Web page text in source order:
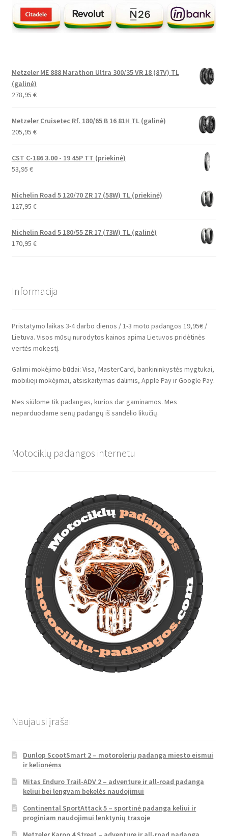
Metzeler ME 888 Marathon Ultra 300/35 VR 18 (87V) TL
(galinė)
278,95 €
Metzeler Cruisetec Rf. 180/65 B 16 81H TL (galinė)
205,95 €
CST C-186 3.00 - 19 45P TT (priekinė)
53,95 €
Michelin Road 5 120/70 ZR 17 (58W) TL (priekinė)
127,95 €
Michelin Road 5 180/55 ZR 17 (73W) TL (galinė)
170,95 €
Informacija
Pristatymo laikas 3-4 darbo dienos / 1-3 moto padangos 19,95€ /
Lietuva. Visos mūsų nurodytos kainos apima Lietuvos pridėtinės
vertės mokestį.
Galimi mokėjimo būdai: Visa, MasterCard, bankininkystės mygtukai,
mobilieji mokėjimai, atsiskaitymas dalimis, Apple Pay ir Google Pay.
Mes siūlome tik padangas, kurios dar gaminamos. Mes
neparduodame senų padangų iš sandėlio likučių.
Motociklų padangos internetu
Naujausi įrašai
Dunlop ScootSmart 2 – motorolerių padanga miesto eismui
ir kelionėms
Mitas Enduro Trail-ADV 2 – adventure ir all-road padanga
keliui bei lengvam bekelės naudojimui
Continental SportAttack 5 – sportinė padanga keliui ir
proginiam naudojimui lenktynių trasoje